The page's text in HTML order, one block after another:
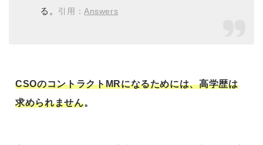
る。 引用：Answers
CSOのコントラクトMRになるためには、高学歴は
求められません。